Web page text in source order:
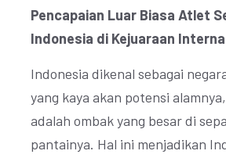
Pencapaian Luar Biasa Atlet
Indonesia di Kejuaraan
Indonesia dikenal sebagai
yang kaya akan potensi
adalah ombak yang besar di
pantainya. Hal ini menjadikan